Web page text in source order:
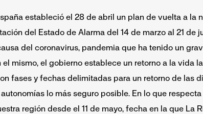
estableció el 28 de abril un plan de vuelta a la
del Estado de Alarma del 14 de marzo al 21 de
del coronavirus, pandemia que ha tenido un
el mismo, el gobierno establece un retorno a la vida
fases y fechas delimitadas para un retorno de las
lo más seguro posible. En lo que
región desde el 11 de mayo, fecha en la que La